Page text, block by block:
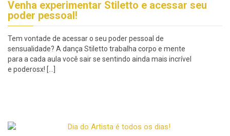
Venha experimentar Stiletto e acessar seu
poder pessoal!
Tem vontade de acessar o seu poder pessoal de
sensualidade? A dança Stiletto trabalha corpo e mente
para a cada aula você sair se sentindo ainda mais incrível
e poderosx! […]